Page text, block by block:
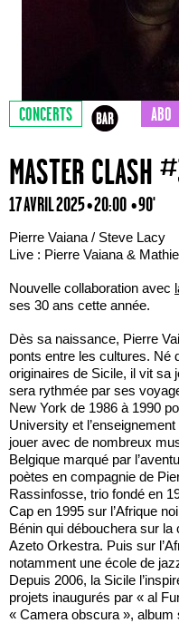
CONCERTS ABO
MASTER CLASH
17 AVRIL 2025 • 20:00 • 90'
Pierre Vaiana / Steve Lacy
Live : Pierre Vaiana &
Nouvelle collaboration avec
ses 30 ans cette année.
Dès sa naissance, Pierre
ponts entre les cultures. Né
originaires de Sicile, il vit sa
sera rythmée par ses
New York de 1986 à 1990
University et
jouer avec de nombreux
Belgique marqué par
poètes en compagnie de
Rassinfosse, trio fondé en
Cap en 1995 sur l’Afrique
Bénin qui débouchera sur
Azeto Orkestra. Puis sur
notamment une école de
Depuis 2006, la Sicile
projets inaugurés par « al
« Camera obscura », album